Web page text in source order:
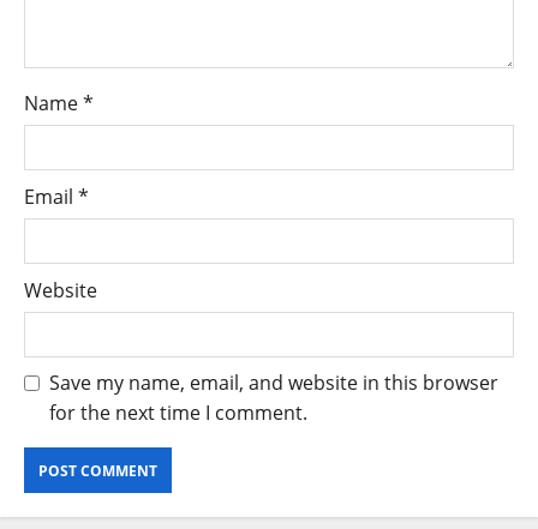
Name*
Email *
Website
Save my name, email, and website in this browser
for the next time I comment.